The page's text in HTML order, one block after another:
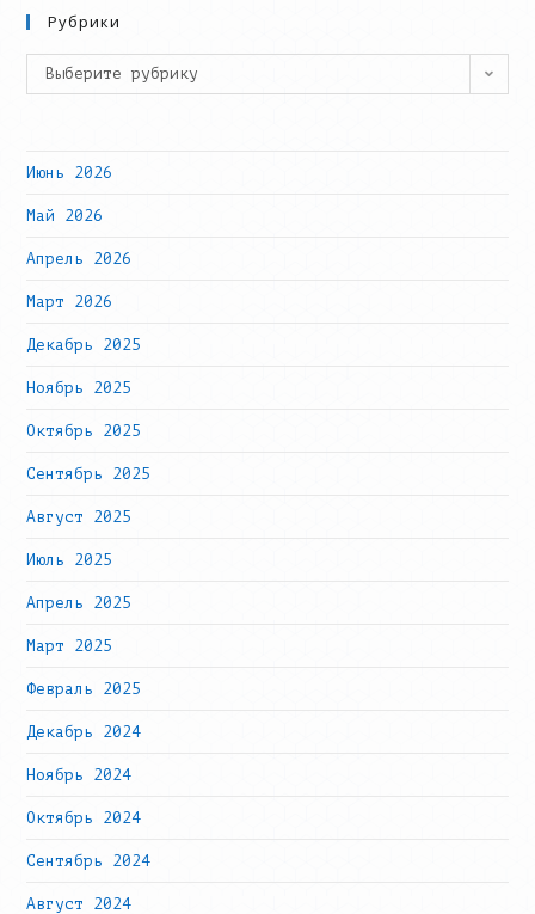
Рубрики
Рубрики
Выберите рубрику
Июнь 2026
Май 2026
Апрель 2026
Март 2026
Декабрь 2025
Ноябрь 2025
Октябрь 2025
Сентябрь 2025
Август 2025
Июль 2025
Апрель 2025
Март 2025
Февраль 2025
Декабрь 2024
Ноябрь 2024
Октябрь 2024
Сентябрь 2024
Август 2024